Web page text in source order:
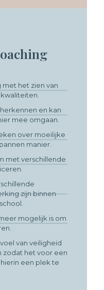
met het zien van
en kan
mee omgaan.
over moeilijke
manier.
met verschillende
zijn binnen
mogelijk is om
van veiligheid
zodat het voor een
een plek te